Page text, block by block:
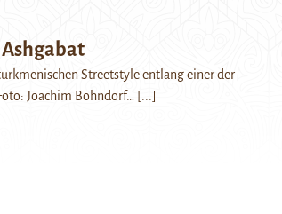
Streetstyle entlang einer der
Joachim Bohndorf…
[...]